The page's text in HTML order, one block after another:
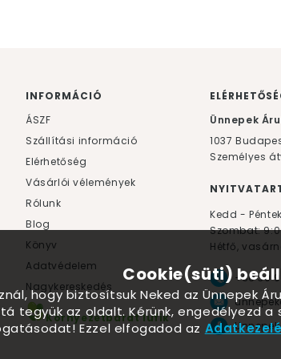
INFORMÁCIÓ
ÁSZF
Szállítási információ
Elérhetőség
Vásárlói vélemények
Rólunk
Blog
Könyv
Adatvédelem
Nagykereskedés
Környezetbarát lufik
Ünnepek
1037
Személyes
Kedd -
Szombat:
Hétfő,
+36 30
Cookie(süti)
hogy biztosítsuk Neked az Ünnepek
tegyük az oldalt. Kérünk, engedélyezd
Ezzel elfogadod az